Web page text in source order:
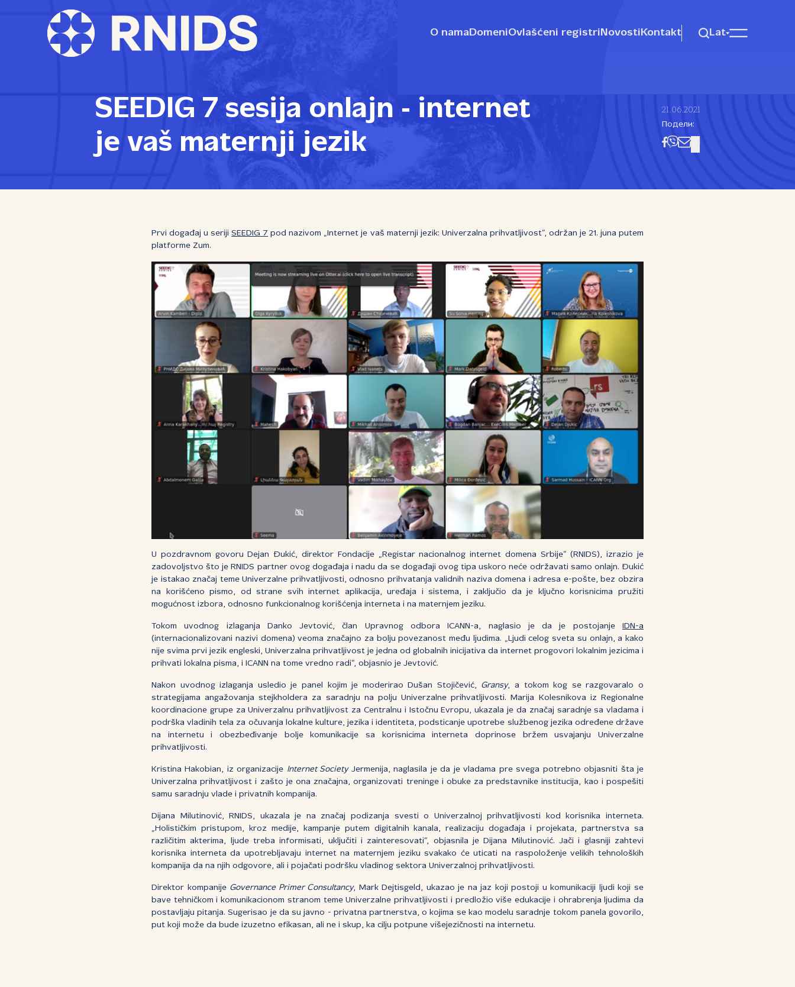
O nama DomeniOvlašćeni registri Novosti Kontakt Lat
SEEDIG 7 sesija onlajn ‑ internet
je vaš maternji jezik
21.06.2021
Подели:
Prvi događaj u serijiSEEDIG 7 pod nazivom „Internet je vaš maternji jezik: Univerzalna prihvatljivost“, održan je 21. juna putem
platforme Zum.
U pozdravnom govoru Dejan Đukić, direktor Fondacije „Registar nacionalnog internet domena Srbije“ (RNIDS), izrazio je
zadovoljstvo što je RNIDS partner ovog događaja i nadu da se događaji ovog tipa uskoro neće održavati samo onlajn. Đukić
je istakao značaj teme Univerzalne prihvatljivosti, odnosno prihvatanja validnih naziva domena i adresa e-pošte, bez obzira
na korišćeno pismo, od strane svih internet aplikacija, uređaja i sistema, i zaključio da je ključno korisnicima pružiti
mogućnost izbora, odnosno funkcionalnog korišćenja interneta i na maternjem jeziku.
Tokom uvodnog izlaganja Danko Jevtović, član Upravnog odbora ICANN-a, naglasio je da je postojanje
IDN-a
(internacionalizovani nazivi domena) veoma značajno za bolju povezanost među ljudima. „Ljudi celog sveta su onlajn, a kako
nije svima prvi jezik engleski, Univerzalna prihvatljivost je jedna od globalnih inicijativa da internet progovori lokalnim jezicima i
prihvati lokalna pisma, i ICANN na tome vredno radi“, objasnio je Jevtović.
Nakon uvodnog izlaganja usledio je panel kojim je moderirao Dušan Stojičević, Gransy, a tokom kog se razgovaralo o
strategijama angažovanja stejkholdera za saradnju na polju Univerzalne prihvatljivosti. Marija Kolesnikova iz Regionalne
koordinacione grupe za Univerzalnu prihvatljivost za Centralnu i Istočnu Evropu, ukazala je da značaj saradnje sa vladama i
podrška vladinih tela za očuvanja lokalne kulture, jezika i identiteta, podsticanje upotrebe službenog jezika određene države
na internetu i obezbeđivanje bolje komunikacije sa korisnicima interneta doprinose bržem usvajanju Univerzalne
prihvatljivosti.
Kristina Hakobian, iz organizacije Internet SocietyJermenija, naglasila je da je vladama pre svega potrebno objasniti šta je
Univerzalna prihvatljivost i zašto je ona značajna, organizovati treninge i obuke za predstavnike institucija, kao i pospešiti
samu saradnju vlade i privatnih kompanija.
Dijana Milutinović, RNIDS, ukazala je na značaj podizanja svesti o Univerzalnoj prihvatljivosti kod korisnika interneta.
„Holističkim pristupom, kroz medije, kampanje putem digitalnih kanala, realizaciju događaja i projekata, partnerstva sa
različitim akterima, ljude treba informisati, uključiti i zainteresovati“, objasnila je Dijana Milutinović. Jači i glasniji zahtevi
korisnika interneta da upotrebljavaju internet na maternjem jeziku svakako će uticati na raspoloženje velikih tehnoloških
kompanija da na njih odgovore, ali i pojačati podršku vladinog sektora Univerzalnoj prihvatljivosti.
Direktor kompanije Governance Primer Consultancy, Mark Dejtisgeld, ukazao je na jaz koji postoji u komunikaciji ljudi koji se
bave tehničkom i komunikacionom stranom teme Univerzalne prihvatljivosti i predložio više edukacije i ohrabrenja ljudima da
postavljaju pitanja. Sugerisao je da su javno - privatna partnerstva, o kojima se kao modelu saradnje tokom panela govorilo,
put koji može da bude izuzetno efikasan, ali ne i skup, ka cilju potpune višejezičnosti na internetu.